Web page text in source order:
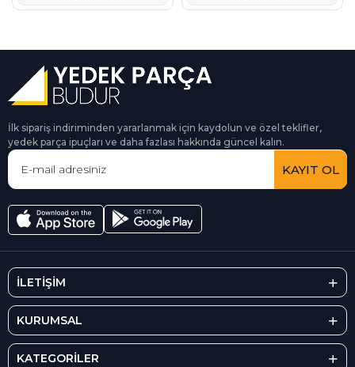
İlk sipariş indiriminden yararlanmak için kaydolun ve özel teklifler,
yedek parça ipuçları ve daha fazlası hakkında güncel kalın.
KAYIT OL
İLETİŞİM
KURUMSAL
KATEGORİLER